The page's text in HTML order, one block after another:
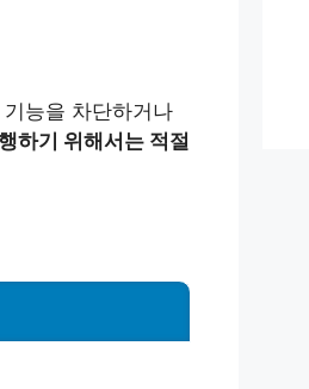
능을 차단하거나
하기 위해서는 적절